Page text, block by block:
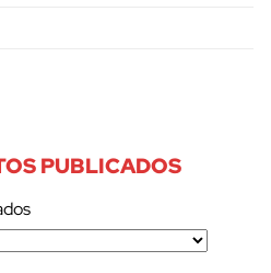
PUBLICADOS